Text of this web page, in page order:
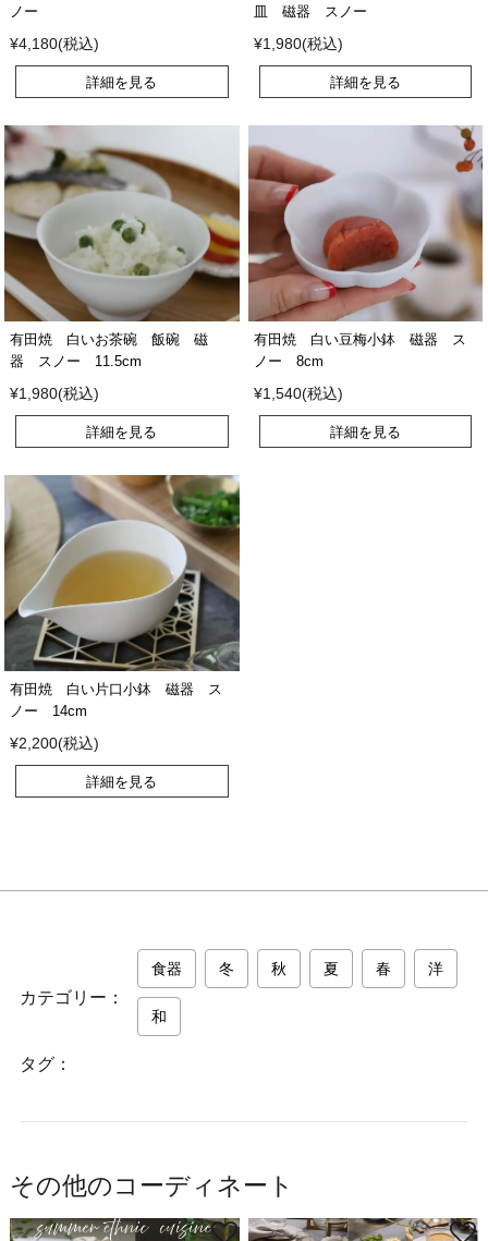
ノー
¥4,180(税込)
詳細を見る
皿 磁器 スノー
¥1,980(税込)
詳細を見る
有田焼 白いお茶碗 飯碗 磁
器 スノー 11.5cm
¥1,980(税込)
詳細を見る
有田焼 白い豆梅小鉢 磁器 ス
ノー 8cm
¥1,540(税込)
詳細を見る
有田焼 白い片口小鉢 磁器 ス
ノー 14cm
¥2,200(税込)
詳細を見る
カテゴリー：
食器 冬 秋 夏 春 洋
和
タグ：
その他のコーディネート